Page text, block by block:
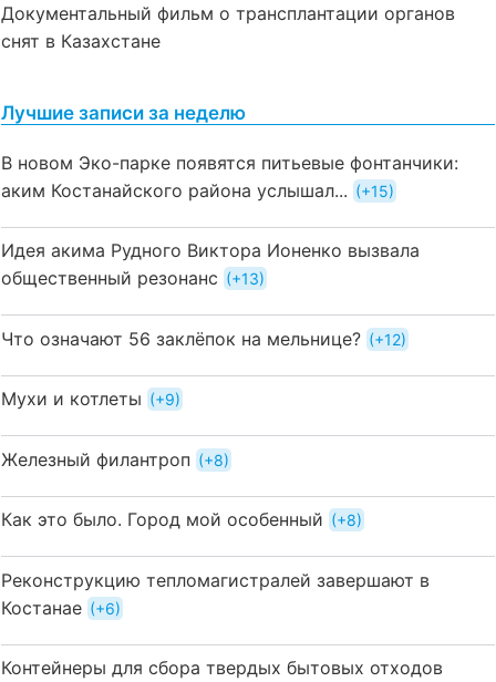
Документальный фильм о трансплантации органов
снят в Казахстане
Лучшие записи за неделю
В новом Эко-парке появятся питьевые фонтанчики:
аким Костанайского района услышал...
+15
Идея акима Рудного Виктора Ионенко вызвала
общественный резонанс
+13
Что означают 56 заклёпок на мельнице? +12
Мухи и котлеты +9
Железный филантроп +8
Как это было. Город мой особенный +8
Реконструкцию тепломагистралей завершают в
Костанае
+6
Контейнеры для сбора твердых бытовых отходов